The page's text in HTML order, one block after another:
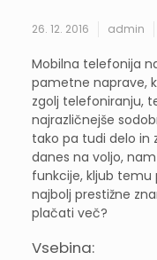
26. 12. 2016 admin
Mobilna telefonija
pametne naprave,
zgolj telefoniranju,
najrazličnejše
tako pa tudi delo in
danes na voljo,
funkcije, kljub temu
najbolj prestižne
plačati več?
Vsebina: